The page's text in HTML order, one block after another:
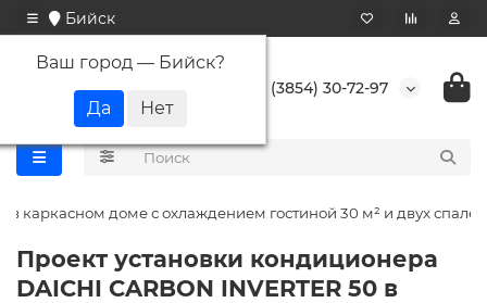
Бийск
Ваш город — Бийск?
+7 (3854) 30-72-97
каркасном доме с охлаждением гостиной 30 м² и двух спален
Проект установки кондиционера
DAICHI CARBON INVERTER 50 в